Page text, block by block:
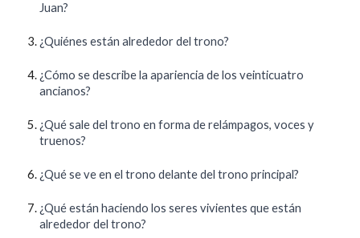
Juan?
¿Quiénes están alrededor del trono?
¿Cómo se describe la apariencia de los veinticuatro
ancianos?
¿Qué sale del trono en forma de relámpagos, voces y
truenos?
¿Qué se ve en el trono delante del trono principal?
¿Qué están haciendo los seres vivientes que están
alrededor del trono?